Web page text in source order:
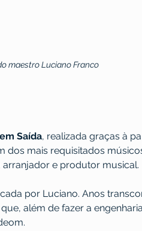
maestro Luciano Franco
Saída, realizada graças à
dos mais requisitados
e produtor musical.
por Luciano. Anos
que, além de fazer a